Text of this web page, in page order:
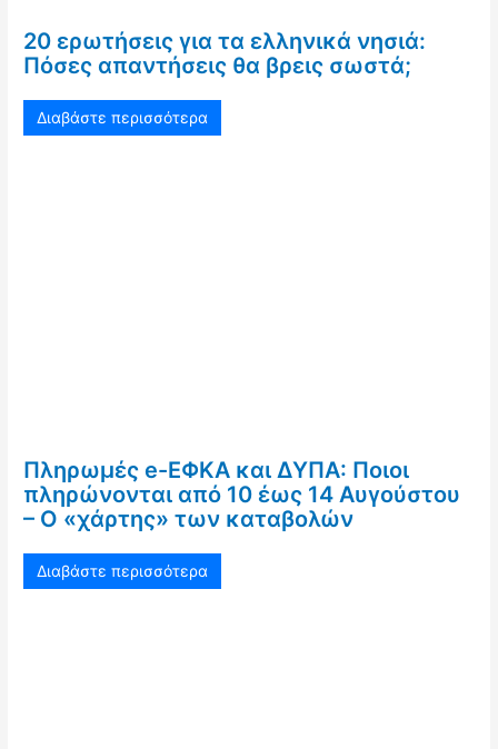
20 ερωτήσεις για τα ελληνικά νησιά:
Πόσες απαντήσεις θα βρεις σωστά;
Διαβάστε περισσότερα
Πληρωμές e-ΕΦΚΑ και ΔΥΠΑ: Ποιοι
πληρώνονται από 10 έως 14 Αυγούστου
– Ο «χάρτης» των καταβολών
Διαβάστε περισσότερα